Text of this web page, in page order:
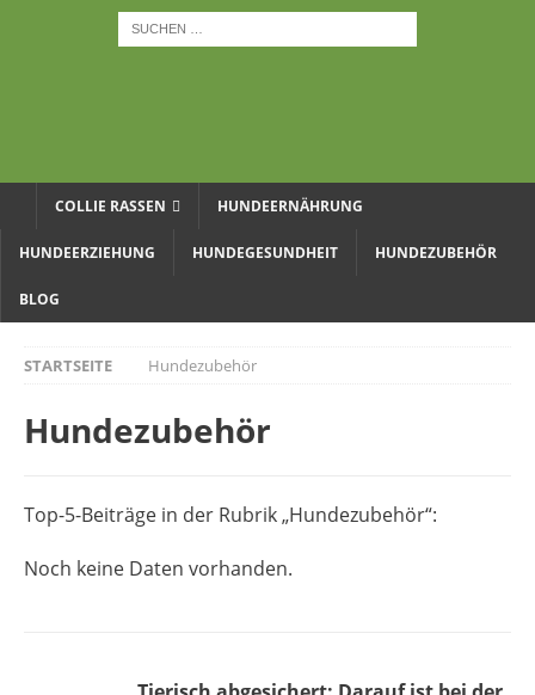
COLLIE RASSEN HUNDEERNÄHRUNG
HUNDEERZIEHUNG HUNDEGESUNDHEIT HUNDEZUBEHÖR
BLOG
STARTSEITE Hundezubehör
Hundezubehör
Top-5-Beiträge in der Rubrik „Hundezubehör“:
Noch keine Daten vorhanden.